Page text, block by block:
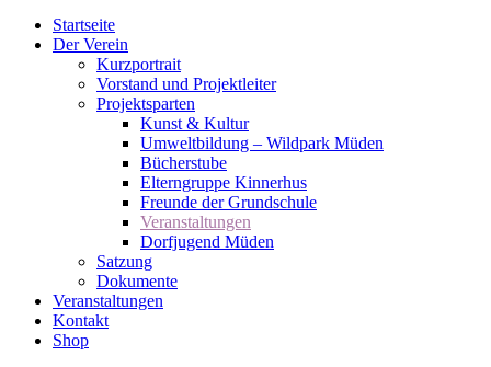
Startseite
Der Verein
Kurzportrait
Vorstand und Projektleiter
Projektsparten
Kunst & Kultur
Umweltbildung – Wildpark Müden
Bücherstube
Elterngruppe Kinnerhus
Freunde der Grundschule
Veranstaltungen
Dorfjugend Müden
Satzung
Dokumente
Veranstaltungen
Kontakt
Shop